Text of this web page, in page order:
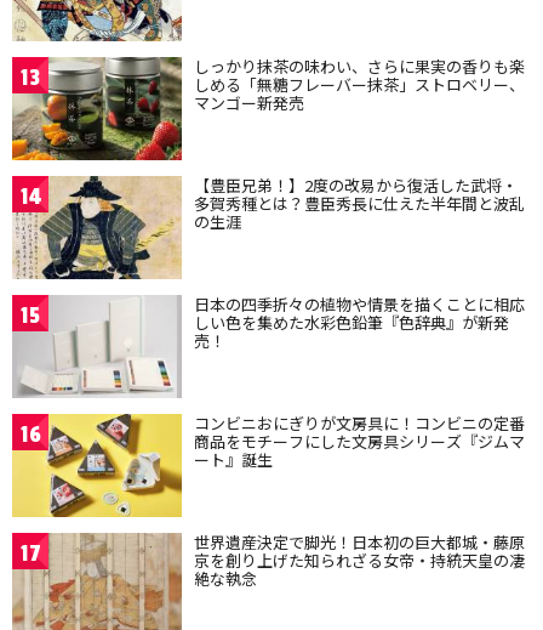
13 しっかり抹茶の味わい、さらに果実の香りも楽
しめる「無糖フレーバー抹茶」ストロベリー、
マンゴー新発売
14 【豊臣兄弟！】2度の改易から復活した武将・
多賀秀種とは？豊臣秀長に仕えた半年間と波乱
の生涯
15 日本の四季折々の植物や情景を描くことに相応
しい色を集めた水彩色鉛筆『色辞典』が新発
売！
16 コンビニおにぎりが文房具に！コンビニの定番
商品をモチーフにした文房具シリーズ『ジムマ
ート』誕生
17 世界遺産決定で脚光！日本初の巨大都城・藤原
京を創り上げた知られざる女帝・持統天皇の凄
絶な執念